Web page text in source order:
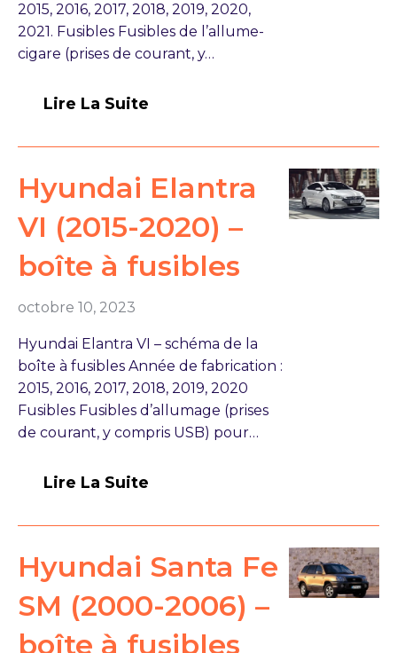
2015, 2016, 2017, 2018, 2019, 2020,
2021. Fusibles Fusibles de l’allume-
cigare (prises de courant, y…
Lire La Suite
Hyundai Elantra
VI (2015-2020) –
boîte à fusibles
octobre 10, 2023
Hyundai Elantra VI – schéma de la
boîte à fusibles Année de fabrication :
2015, 2016, 2017, 2018, 2019, 2020
Fusibles Fusibles d’allumage (prises
de courant, y compris USB) pour…
Lire La Suite
Hyundai Santa Fe
SM (2000-2006) –
boîte à fusibles